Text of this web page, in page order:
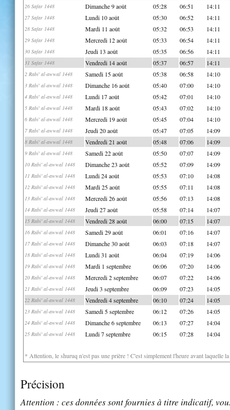
26 Safar 1448 Dimanche 9 août 05:28 06:51 14:11
27 Safar 1448 Lundi 10 août 05:30 06:52 14:11
28 Safar 1448 Mardi 11 août 05:32 06:53 14:11
29 Safar 1448 Mercredi 12 août 05:33 06:54 14:11
30 Safar 1448 Jeudi 13 août 05:35 06:56 14:11
31 Safar 1448 Vendredi 14 août 05:37 06:57 14:11
2 Rabi' al-awwal 1448 Samedi 15 août 05:38 06:58 14:10
3 Rabi' al-awwal 1448 Dimanche 16 août 05:40 07:00 14:10
4 Rabi' al-awwal 1448 Lundi 17 août 05:42 07:01 14:10
5 Rabi' al-awwal 1448 Mardi 18 août 05:43 07:02 14:10
6 Rabi' al-awwal 1448 Mercredi 19 août 05:45 07:04 14:10
7 Rabi' al-awwal 1448 Jeudi 20 août 05:47 07:05 14:09
8 Rabi' al-awwal 1448 Vendredi 21 août 05:48 07:06 14:09
9 Rabi' al-awwal 1448 Samedi 22 août 05:50 07:07 14:09
10 Rabi' al-awwal 1448 Dimanche 23 août 05:52 07:09 14:09
11 Rabi' al-awwal 1448 Lundi 24 août 05:53 07:10 14:08
12 Rabi' al-awwal 1448 Mardi 25 août 05:55 07:11 14:08
13 Rabi' al-awwal 1448 Mercredi 26 août 05:56 07:13 14:08
14 Rabi' al-awwal 1448 Jeudi 27 août 05:58 07:14 14:07
15 Rabi' al-awwal 1448 Vendredi 28 août 06:00 07:15 14:07
16 Rabi' al-awwal 1448 Samedi 29 août 06:01 07:16 14:07
17 Rabi' al-awwal 1448 Dimanche 30 août 06:03 07:18 14:07
18 Rabi' al-awwal 1448 Lundi 31 août 06:04 07:19 14:06
19 Rabi' al-awwal 1448 Mardi 1 septembre 06:06 07:20 14:06
20 Rabi' al-awwal 1448 Mercredi 2 septembre 06:07 07:22 14:06
21 Rabi' al-awwal 1448 Jeudi 3 septembre 06:09 07:23 14:05
22 Rabi' al-awwal 1448 Vendredi 4 septembre 06:10 07:24 14:05
23 Rabi' al-awwal 1448 Samedi 5 septembre 06:12 07:26 14:05
24 Rabi' al-awwal 1448 Dimanche 6 septembre 06:13 07:27 14:04
25 Rabi' al-awwal 1448 Lundi 7 septembre 06:15 07:28 14:04
* Attention, le shuruq n'est pas une prière ! C'est simplement l'heure avant laquelle
Précision
Attention : ces données sont fournies à titre indicatif,